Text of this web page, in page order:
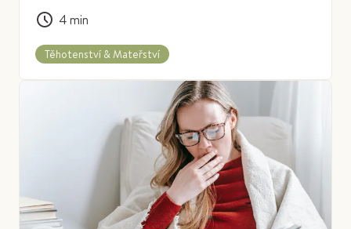
4min
Těhotenství & Mateřství